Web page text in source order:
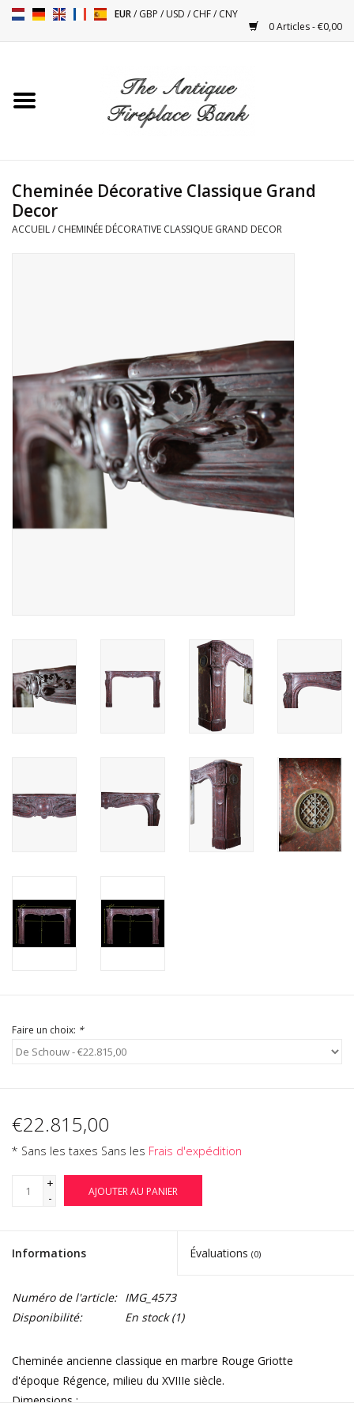
EUR/GBP /USD /CHF/CNY
0 Articles - €0,00
Cheminées Antiques
Poêles
Aménagement Extérieur
Sols En Pierre, Terre Cuite &
Marbre
Outlet
Clients Satisfaits
Cartes Cadeaux
Cheminée Décorative Classique Grand
Decor
ACCUEIL/ CHEMINÉE DÉCORATIVE CLASSIQUE GRAND DECOR
Faire un choix: *
€22.815,00
* Sans les taxes Sans les Frais d'expédition
+
-
AJOUTER AU PANIER
Informations Évaluations (0)
Numéro de l'article: IMG_4573
Disponibilité:
En stock(1)
Cheminée ancienne classique en marbre Rouge Griotte
d'époque Régence, milieu du XVIIIe siècle.
Dimensions :